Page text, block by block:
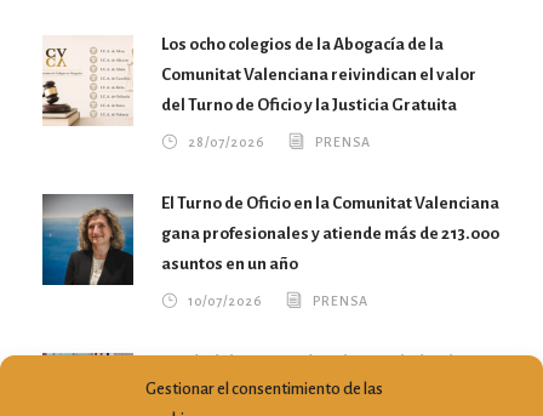
Gestionar el consentimiento de las
Los ocho colegios de la Abogacía de la
Comunitat Valenciana reivindican el valor
del Turno de Oficio y la Justicia Gratuita
28/07/2026 PRENSA
El Turno de Oficio en la Comunitat Valenciana
gana profesionales y atiende más de 213.000
asuntos en un año
10/07/2026 PRENSA
Conselleria nuevas propuestas para